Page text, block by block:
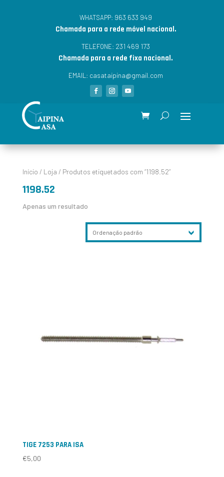
WHATSAPP: 963 633 949
Chamada para a rede móvel nacional.
TELEFONE: 231 469 173
Chamada para a rede fixa nacional.
EMAIL: casataipina@gmail.com
Início / Loja / Produtos etiquetados com “1198.52”
1198.52
Apenas um resultado
TIGE 7253 PARA ISA
€5,00